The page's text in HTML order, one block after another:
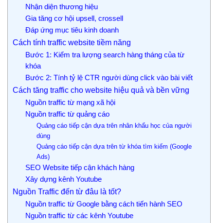
Nhận diện thương hiệu
Gia tăng cơ hội upsell, crossell
Đáp ứng mục tiêu kinh doanh
Cách tính traffic website tiềm năng
Bước 1: Kiểm tra lượng search hàng tháng của từ
khóa
Bước 2: Tính tỷ lệ CTR người dùng click vào bài viết
Cách tăng traffic cho website hiệu quả và bền vững
Nguồn traffic từ mạng xã hội
Nguồn traffic từ quảng cáo
Quảng cáo tiếp cận dựa trên nhân khẩu học của người
dùng
Quảng cáo tiếp cận dựa trên từ khóa tìm kiếm (Google
Ads)
SEO Website tiếp cận khách hàng
Xây dựng kênh Youtube
Nguồn Traffic đến từ đâu là tốt?
Nguồn traffic từ Google bằng cách tiến hành SEO
Nguồn traffic từ các kênh Youtube